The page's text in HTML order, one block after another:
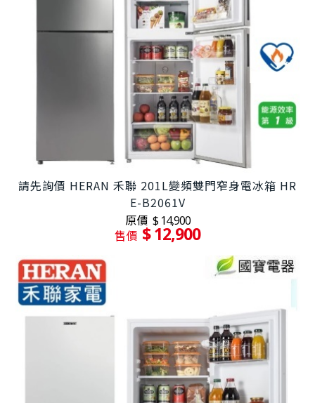
請先詢價 HERAN 禾聯 201L變頻雙門窄身電冰箱 HR
E-B2061V
原價 $ 14,900
售價 $ 12,900